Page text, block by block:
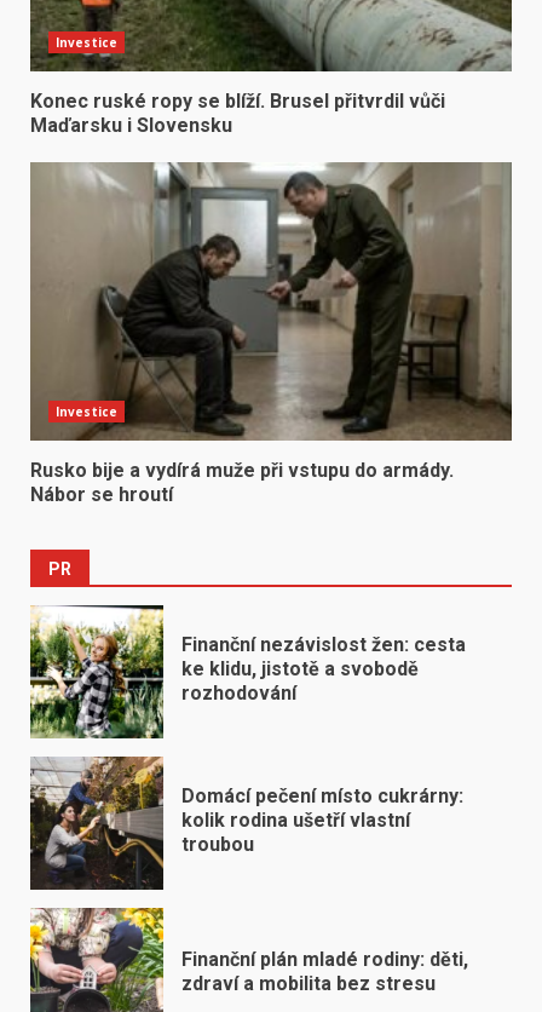
Investice
Konec ruské ropy se blíží. Brusel přitvrdil vůči
Maďarsku i Slovensku
Investice
Rusko bije a vydírá muže při vstupu do armády.
Nábor se hroutí
PR
Finanční nezávislost žen: cesta
ke klidu, jistotě a svobodě
rozhodování
Domácí pečení místo cukrárny:
kolik rodina ušetří vlastní
troubou
Finanční plán mladé rodiny: děti,
zdraví a mobilita bez stresu